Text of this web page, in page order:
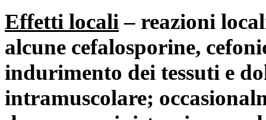
Effetti locali– reazioni
alcune cefalosporine,
indurimento dei tessuti e
intramuscolare;